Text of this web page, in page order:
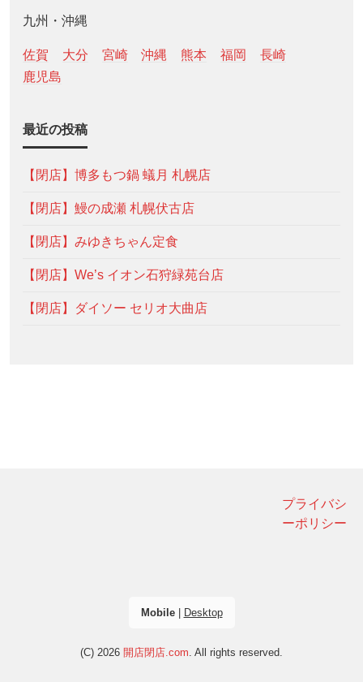
九州・沖縄
佐賀 大分 宮崎 沖縄 熊本 福岡
長崎
鹿児島
最近の投稿
【閉店】博多もつ鍋 蟻月 札幌店
【閉店】鰻の成瀬 札幌伏古店
【閉店】みゆきちゃん定食
【閉店】We’s イオン石狩緑苑台店
【閉店】ダイソー セリオ大曲店
プライバシ
ーポリシー
Mobile| Desktop
(C) 2026 開店閉店.com. All rights reserved.